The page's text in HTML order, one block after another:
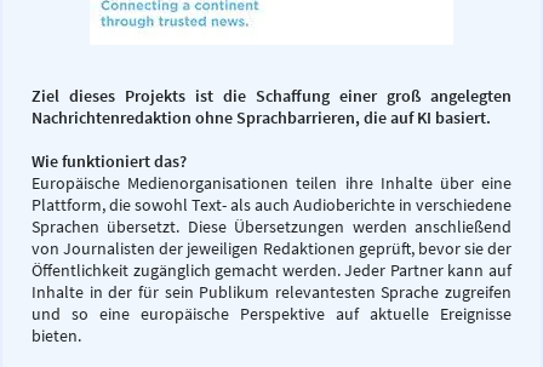
Ziel dieses Projekts ist die Schaffung einer groß angelegten
Nachrichtenredaktion ohne Sprachbarrieren, die auf KI basiert.
Wie funktioniert das?
Europäische Medienorganisationen teilen ihre Inhalte über eine
Plattform, die sowohl Text- als auch Audioberichte in verschiedene
Sprachen übersetzt. Diese Übersetzungen werden anschließend
von Journalisten der jeweiligen Redaktionen geprüft, bevor sie der
Öffentlichkeit zugänglich gemacht werden. Jeder Partner kann auf
Inhalte in der für sein Publikum relevantesten Sprache zugreifen
und so eine europäische Perspektive auf aktuelle Ereignisse
bieten.